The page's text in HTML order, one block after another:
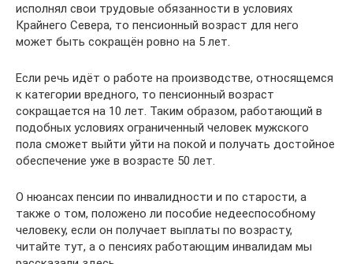
исполнял свои трудовые обязанности в условиях
Крайнего Севера, то пенсионный возраст для него
может быть сокращён ровно на 5 лет.
Если речь идёт о работе на производстве, относящемся
к категории вредного, то пенсионный возраст
сокращается на 10 лет. Таким образом, работающий в
подобных условиях ограниченный человек мужского
пола сможет выйти уйти на покой и получать достойное
обеспечение уже в возрасте 50 лет.
О нюансах пенсии по инвалидности и по старости, а
также о том, положено ли пособие недееспособному
человеку, если он получает выплаты по возрасту,
читайте тут, а о пенсиях работающим инвалидам мы